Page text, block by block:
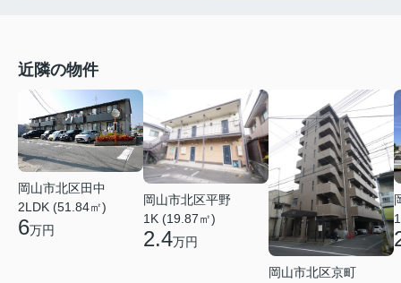
近隣の物件
岡山市北区田中
2LDK (51.84㎡)
6万円
岡山市北区平野
1K (19.87㎡)
2.4万円
岡山市北区京町